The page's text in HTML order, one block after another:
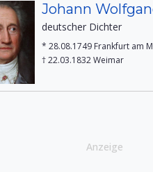
Johann
deutscher Dichter
* 28.08.1749 Frankfurt am
† 22.03.1832 Weimar
Anzeige